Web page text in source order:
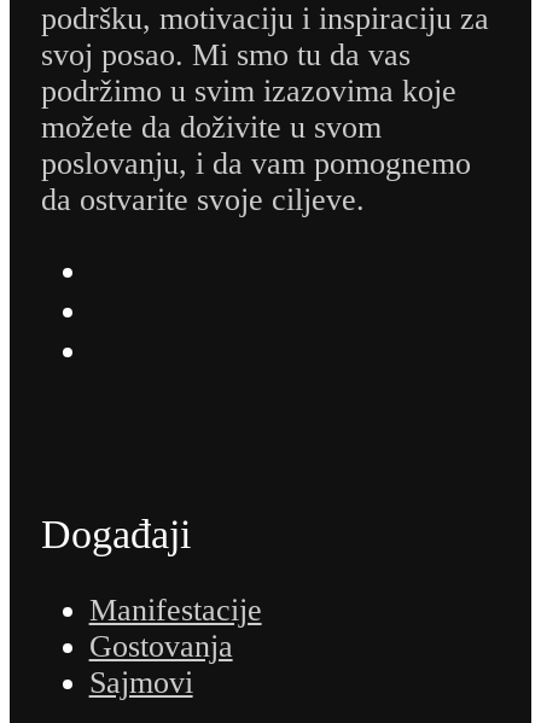
podršku, motivaciju i inspiraciju za
svoj posao. Mi smo tu da vas
podržimo u svim izazovima koje
možete da doživite u svom
poslovanju, i da vam pomognemo
da ostvarite svoje ciljeve.
Događaji
Manifestacije
Gostovanja
Sajmovi